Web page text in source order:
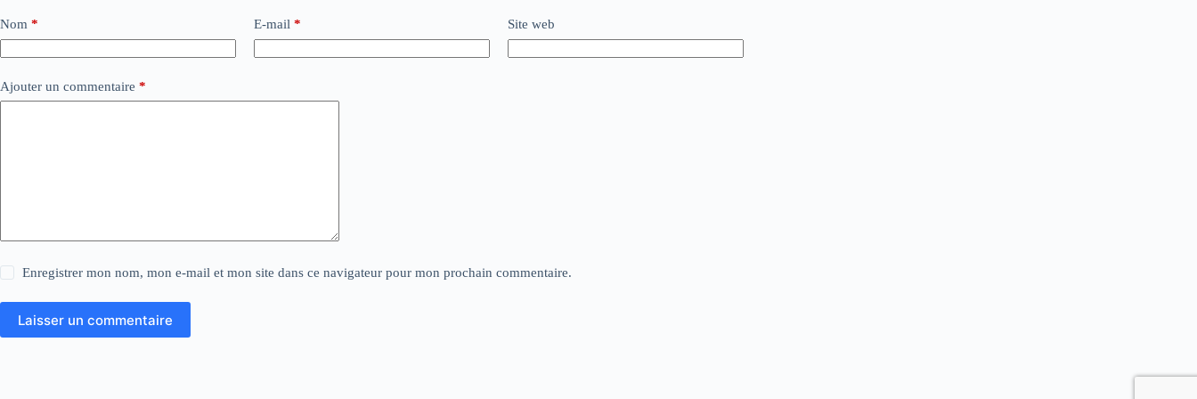
Nom * E-mail * Site web
Ajouter un commentaire *
Enregistrer mon nom, mon e-mail et mon site dans ce navigateur pour mon prochain commentaire.
Laisser un commentaire